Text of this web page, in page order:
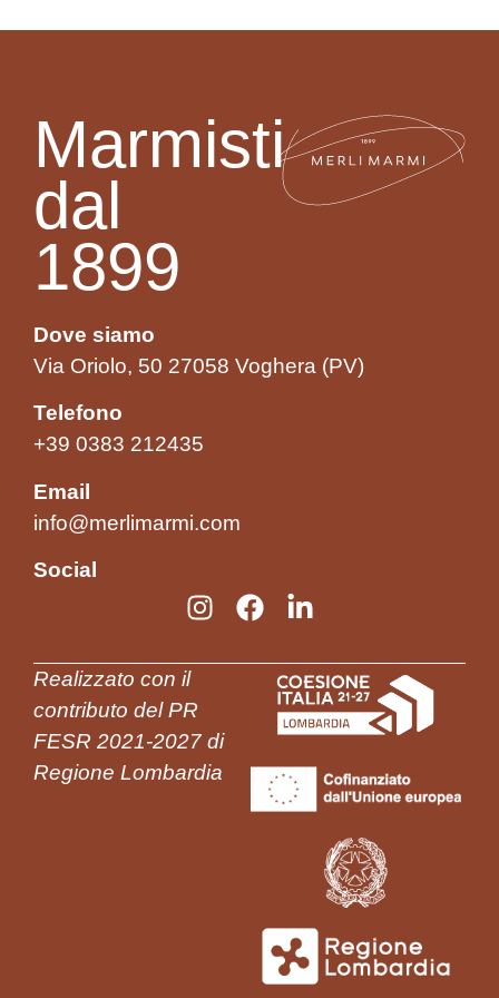
Marmisti
dal
1899
Dove siamo
Via Oriolo, 50 27058 Voghera (PV)
Telefono
+39 0383 212435
Email
info@merlimarmi.com
Social
Realizzato con il
contributo del PR
FESR 2021-2027 di
Regione Lombardia